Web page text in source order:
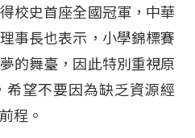
校史首座全國冠軍，中華
事長也表示，小學錦標賽
的舞臺，因此特別重視原
希望不要因為缺乏資源經
程。